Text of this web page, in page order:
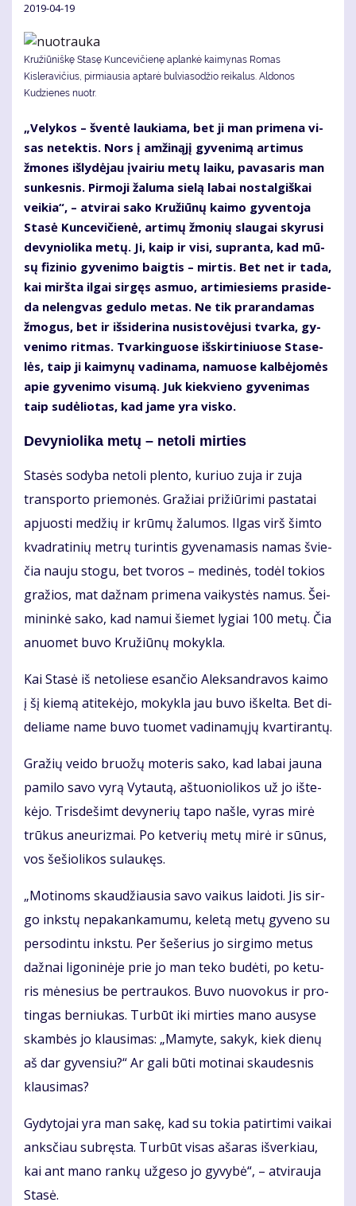
2019-04-19
Kružiūniškę Stasę Kuncevičienę aplankė kaimynas Romas
Kisleravičius, pirmiausia aptarė bulviasodžio reikalus. Aldonos
Kudzienes nuotr.
„Ve­ly­kos – šven­tė lau­kia­ma, bet ji man pri­me­na vi­
sas ne­tek­tis. Nors į am­ži­ną­jį gy­ve­ni­mą ar­ti­mus
žmo­nes iš­ly­dė­jau įvai­riu me­tų lai­ku, pa­va­sa­ris man
sun­kes­nis. Pir­mo­ji ža­lu­ma sie­lą la­bai nos­tal­giš­kai
vei­kia“, – at­vi­rai sa­ko Kru­žiū­nų kai­mo gy­ven­to­ja
Sta­sė Kun­ce­vi­čie­nė, ar­ti­mų žmo­nių slau­gai sky­ru­si
de­vy­nio­li­ka me­tų. Ji, kaip ir vi­si, su­pran­ta, kad mū­
sų fi­zi­nio gy­ve­ni­mo baig­tis – mir­tis. Bet net ir ta­da,
kai mirš­ta il­gai sir­gęs as­muo, ar­ti­mie­siems pra­si­de­
da ne­leng­vas ge­du­lo me­tas. Ne tik pra­ran­da­mas
žmo­gus, bet ir iš­si­de­ri­na nu­si­sto­vė­ju­si tvar­ka, gy­
ve­ni­mo rit­mas. Tvar­kin­guo­se iš­skir­ti­niuo­se Sta­se­
lės, taip ji kai­my­nų va­di­na­ma, na­muo­se kal­bė­jo­mės
apie gy­ve­ni­mo vi­su­mą. Juk kiek­vie­no gy­ve­ni­mas
taip su­dė­lio­tas, kad ja­me yra vis­ko.
De­vy­nio­li­ka me­tų – ne­to­li mir­ties
Sta­sės so­dy­ba ne­to­li plen­to, ku­riuo zu­ja ir zu­ja
trans­por­to prie­mo­nės. Gra­žiai pri­žiū­ri­mi pa­sta­tai
ap­juos­ti me­džių ir krū­mų ža­lu­mos. Il­gas virš šim­to
kvad­ra­ti­nių met­rų tu­rin­tis gy­ve­na­ma­sis na­mas švie­
čia nau­ju sto­gu, bet tvo­ros – me­di­nės, to­dėl to­kios
gra­žios, mat daž­nam pri­me­na vai­kys­tės na­mus. Šei­
mi­nin­kė sa­ko, kad na­mui šie­met ly­giai 100 me­tų. Čia
anuo­met bu­vo Kru­žiū­nų mo­kyk­la.
Kai Sta­sė iš ne­to­lie­se esan­čio Alek­san­dra­vos kai­mo
į šį kie­mą ati­te­kė­jo, mo­kyk­la jau bu­vo iš­kel­ta. Bet di­
de­lia­me na­me bu­vo tuo­met va­di­na­mų­jų kvar­ti­ran­tų.
Gra­žių vei­do bruo­žų mo­te­ris sa­ko, kad la­bai jau­na
pa­mi­lo sa­vo vy­rą Vy­tau­tą, aš­tuo­nio­li­kos už jo iš­te­
kė­jo. Tris­de­šimt de­vy­ne­rių ta­po naš­le, vy­ras mi­rė
trū­kus aneu­riz­mai. Po ket­ve­rių me­tų mi­rė ir sū­nus,
vos še­šio­li­kos su­lau­kęs.
„Mo­ti­noms skau­džiau­sia sa­vo vai­kus lai­do­ti. Jis sir­
go inks­tų ne­pa­kan­ka­mu­mu, ke­le­tą me­tų gy­ve­no su
per­so­din­tu inks­tu. Per še­še­rius jo sir­gi­mo me­tus
daž­nai li­go­ni­nė­je prie jo man te­ko bu­dė­ti, po ke­tu­
ris mė­ne­sius be per­trau­kos. Bu­vo nuo­vo­kus ir pro­
tin­gas ber­niu­kas. Tur­būt iki mir­ties ma­no au­sy­se
skam­bės jo klau­si­mas: „Ma­my­te, sa­kyk, kiek die­nų
aš dar gy­ven­siu?“ Ar ga­li bū­ti mo­ti­nai skau­des­nis
klau­si­mas?
Gy­dy­to­jai yra man sa­kę, kad su to­kia pa­tir­ti­mi vai­kai
anks­čiau su­bręs­ta. Tur­būt vi­sas aša­ras iš­ver­kiau,
kai ant ma­no ran­kų už­ge­so jo gy­vy­bė“, – at­vi­rau­ja
Sta­sė.